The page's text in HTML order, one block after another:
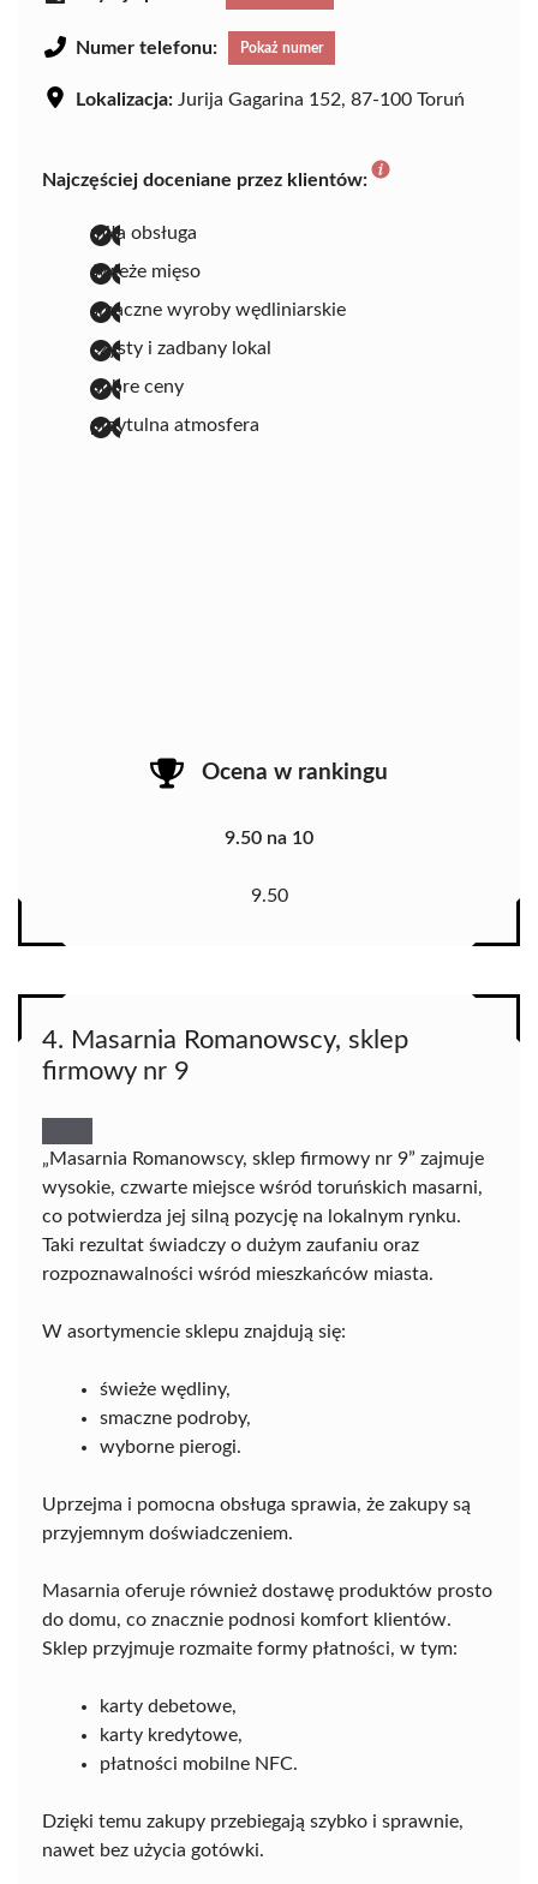
Numer telefonu: Pokaż numer
Lokalizacja: Jurija Gagarina 152, 87-100 Toruń
Najczęściej doceniane przez klientów:
miła obsługa
świeże mięso
smaczne wyroby wędliniarskie
czysty i zadbany lokal
dobre ceny
przytulna atmosfera
Ocena w rankingu
9.50 na 10
9.50
4. Masarnia Romanowscy, sklep
firmowy nr 9
„Masarnia Romanowscy, sklep firmowy nr 9” zajmuje
wysokie, czwarte miejsce wśród toruńskich masarni,
co potwierdza jej silną pozycję na lokalnym rynku.
Taki rezultat świadczy o dużym zaufaniu oraz
rozpoznawalności wśród mieszkańców miasta.
W asortymencie sklepu znajdują się:
świeże wędliny,
smaczne podroby,
wyborne pierogi.
Uprzejma i pomocna obsługa sprawia, że zakupy są
przyjemnym doświadczeniem.
Masarnia oferuje również dostawę produktów prosto
do domu, co znacznie podnosi komfort klientów.
Sklep przyjmuje rozmaite formy płatności, w tym:
karty debetowe,
karty kredytowe,
płatności mobilne NFC.
Dzięki temu zakupy przebiegają szybko i sprawnie,
nawet bez użycia gotówki.